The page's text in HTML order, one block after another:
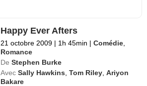
Happy Ever Afters
21 octobre 2009 | 1h 45min | Comédie
Romance
De Stephen Burke
Avec Sally Hawkins ,Tom Riley ,Ariyon
Bakare